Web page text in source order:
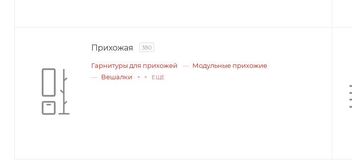
Прихожая 380
Гарнитуры для прихожей
Модульные прихожие
Вешалки
+ + ЕЩЕ